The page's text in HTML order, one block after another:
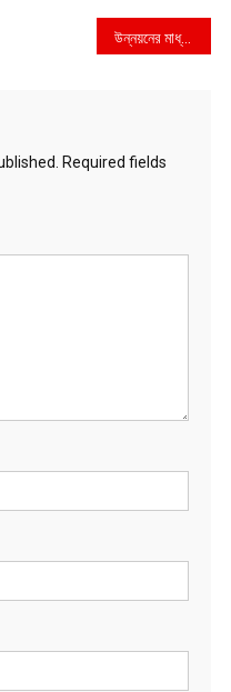
উন্নয়নের মাধ্যমে জনগনের প্রত্যাশা পূরণ করবে সরকার ——- প্রতিমন্ত্রী হাবিবুর রশিদ এমপি
Required fields